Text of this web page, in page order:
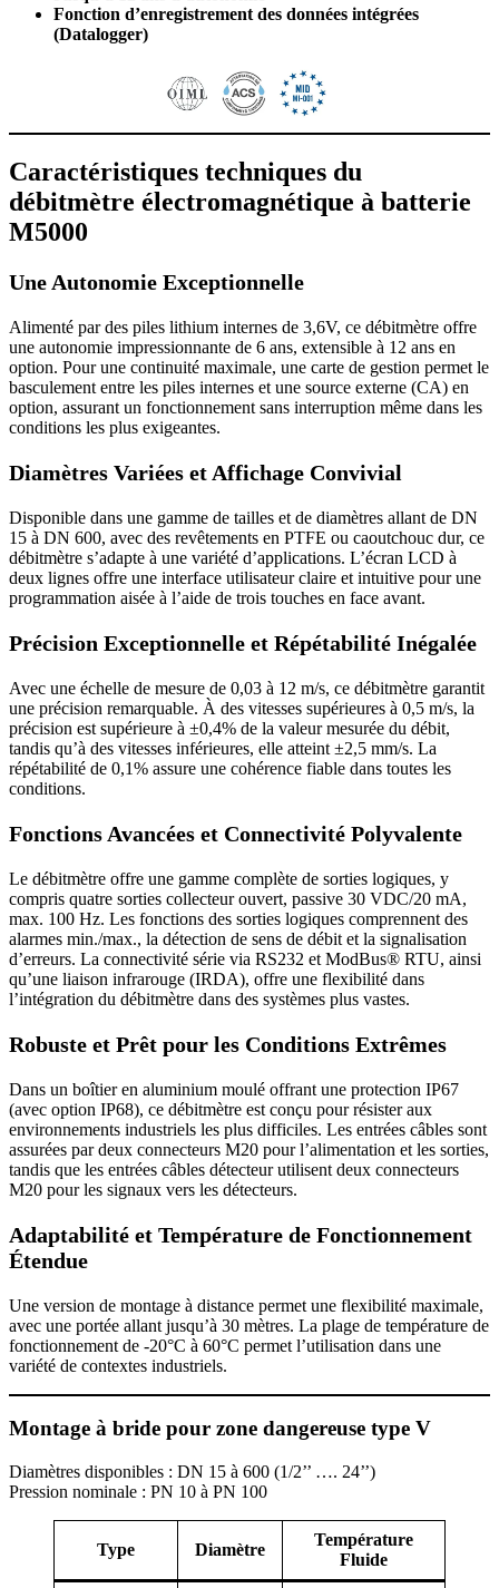
Fonction d’enregistrement des données intégrées
(Datalogger)
Caractéristiques techniques du
débitmètre électromagnétique à batterie
M5000
Une Autonomie Exceptionnelle
Alimenté par des piles lithium internes de 3,6V, ce débitmètre offre
une autonomie impressionnante de 6 ans, extensible à 12 ans en
option. Pour une continuité maximale, une carte de gestion permet le
basculement entre les piles internes et une source externe (CA) en
option, assurant un fonctionnement sans interruption même dans les
conditions les plus exigeantes.
Diamètres Variées et Affichage Convivial
Disponible dans une gamme de tailles et de diamètres allant de DN
15 à DN 600, avec des revêtements en PTFE ou caoutchouc dur, ce
débitmètre s’adapte à une variété d’applications. L’écran LCD à
deux lignes offre une interface utilisateur claire et intuitive pour une
programmation aisée à l’aide de trois touches en face avant.
Précision Exceptionnelle et Répétabilité Inégalée
Avec une échelle de mesure de 0,03 à 12 m/s, ce débitmètre garantit
une précision remarquable. À des vitesses supérieures à 0,5 m/s, la
précision est supérieure à ±0,4% de la valeur mesurée du débit,
tandis qu’à des vitesses inférieures, elle atteint ±2,5 mm/s. La
répétabilité de 0,1% assure une cohérence fiable dans toutes les
conditions.
Fonctions Avancées et Connectivité Polyvalente
Le débitmètre offre une gamme complète de sorties logiques, y
compris quatre sorties collecteur ouvert, passive 30 VDC/20 mA,
max. 100 Hz. Les fonctions des sorties logiques comprennent des
alarmes min./max., la détection de sens de débit et la signalisation
d’erreurs. La connectivité série via RS232 et ModBus® RTU, ainsi
qu’une liaison infrarouge (IRDA), offre une flexibilité dans
l’intégration du débitmètre dans des systèmes plus vastes.
Robuste et Prêt pour les Conditions Extrêmes
Dans un boîtier en aluminium moulé offrant une protection IP67
(avec option IP68), ce débitmètre est conçu pour résister aux
environnements industriels les plus difficiles. Les entrées câbles sont
assurées par deux connecteurs M20 pour l’alimentation et les sorties,
tandis que les entrées câbles détecteur utilisent deux connecteurs
M20 pour les signaux vers les détecteurs.
Adaptabilité et Température de Fonctionnement
Étendue
Une version de montage à distance permet une flexibilité maximale,
avec une portée allant jusqu’à 30 mètres. La plage de température de
fonctionnement de -20°C à 60°C permet l’utilisation dans une
variété de contextes industriels.
Montage à bride pour zone dangereuse type V
Diamètres disponibles : DN 15 à 600 (1/2’’ …. 24’’)
Pression nominale : PN 10 à PN 100
Type Diamètre
Température
Fluide